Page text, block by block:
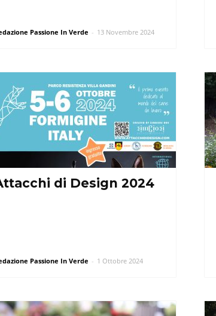
Passione In Verde - 13 Novembre 2024
di Design 2024
Passione In Verde - 1 Ottobre 2024